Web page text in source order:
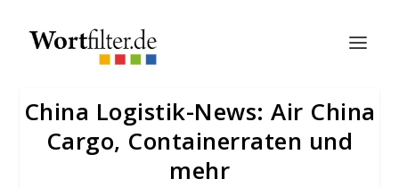
China Logistik-News: Air China
Cargo, Containerraten und
mehr